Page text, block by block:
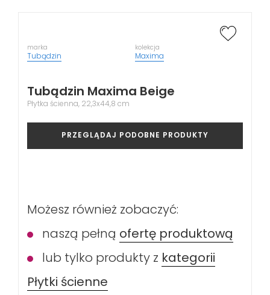
marka
Tubądzin
kolekcja
Maxima
Tubądzin Maxima Beige
Płytka ścienna, 22,3x44,8 cm
PRZEGLĄDAJ PODOBNE PRODUKTY
Możesz również zobaczyć:
naszą pełną ofertę produktową
lub tylko produkty z kategorii
Płytki ścienne